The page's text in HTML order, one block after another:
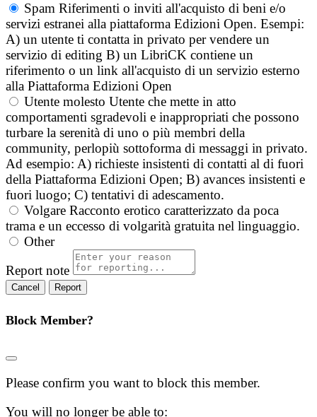
Spam Riferimenti o inviti all'acquisto di beni e/o
servizi estranei alla piattaforma Edizioni Open. Esempi:
A) un utente ti contatta in privato per vendere un
servizio di editing B) un LibriCK contiene un
riferimento o un link all'acquisto di un servizio esterno
alla Piattaforma Edizioni Open
Utente molesto Utente che mette in atto
comportamenti sgradevoli e inappropriati che possono
turbare la serenità di uno o più membri della
community, perlopiù sottoforma di messaggi in privato.
Ad esempio: A) richieste insistenti di contatti al di fuori
della Piattaforma Edizioni Open; B) avances insistenti e
fuori luogo; C) tentativi di adescamento.
Volgare Racconto erotico caratterizzato da poca
trama e un eccesso di volgarità gratuita nel linguaggio.
Other
Report note
Report
Block Member?
Please confirm you want to block this member.
You will no longer be able to: